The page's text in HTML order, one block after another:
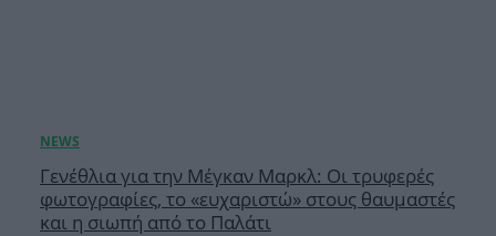
Γενέθλια για την Μέγκαν Μαρκλ: Οι τρυφερές
φωτογραφίες, το «ευχαριστώ» στους θαυμαστές
και η σιωπή από το Παλάτι